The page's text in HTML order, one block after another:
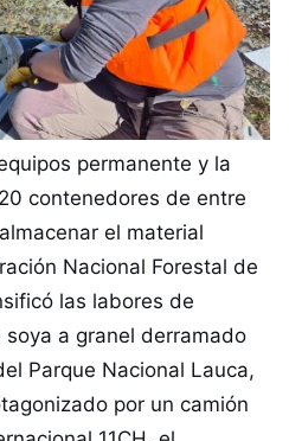
permanente y la
contenedores de entre
el material
Nacional Forestal de
las labores de
a granel derramado
Parque Nacional Lauca,
por un camión